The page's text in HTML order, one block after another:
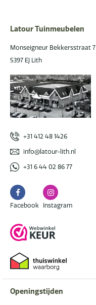
Latour Tuinmeubelen
Monseigneur Bekkersstraat 7
5397 EJ Lith
+31 412 48 1426
info@latour-lith.nl
+31 6 44 02 86 77
Facebook
Facebook
Instagram
Instagram
Openingstijden